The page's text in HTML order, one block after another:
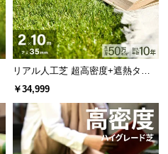
リアル人工芝 超高密度+遮熱タイ
プ 高耐久・質感を追求 芝丈35m
m 2×10m
￥34,999